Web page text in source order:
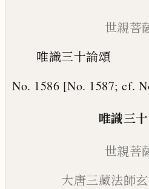
世親菩
唯識三十論頌
No. 1586 [No. 1587; cf.
唯識三
世親菩
大唐三藏法師